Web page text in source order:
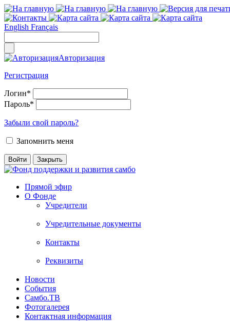
English Français
Авторизация
Регистрация
Логин*
Пароль*
Забыли свой пароль?
Запомнить меня
Прямой эфир
О Фонде
Учредители
Учредительные документы
Контакты
Реквизиты
Новости
События
Самбо.ТВ
Фотогалерея
Контактная информация